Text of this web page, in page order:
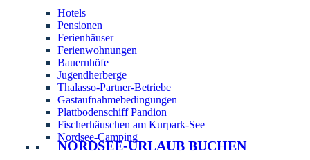
Hotels
Pensionen
Ferienhäuser
Ferienwohnungen
Bauernhöfe
Jugendherberge
Thalasso-Partner-Betriebe
Gastaufnahmebedingungen
Plattbodenschiff Pandion
Fischerhäuschen am Kurpark-See
Nordsee-Camping
NORDSEE-URLAUB BUCHEN